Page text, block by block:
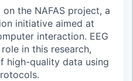
the NAFAS project, a
initiative aimed at
interaction. EEG
in this research,
high-quality data using